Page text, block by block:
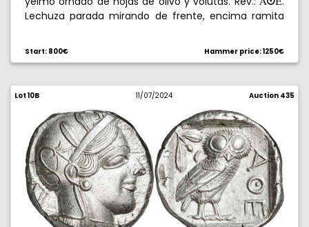
Lechuza parada mirando de frente, encima ramita
g. EBC.
Start: 800€ Hammer price: 1250€
Lot 10B 11/07/2024 Auction 435